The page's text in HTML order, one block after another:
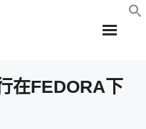
在FEDORA下